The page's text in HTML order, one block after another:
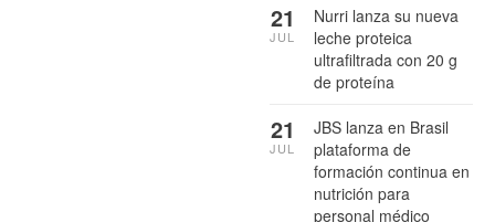
Nurri lanza su nueva
leche proteica
ultrafiltrada con 20 g
de proteína
21
JUL
JBS lanza en Brasil
plataforma de
formación continua en
nutrición para
personal médico
21
JUL